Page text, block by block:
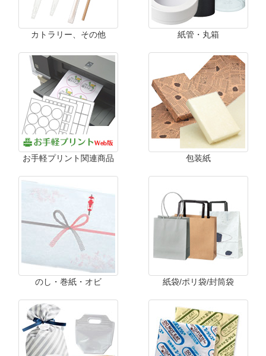
カトラリー、その他 紙管・丸箱
お手軽プリント関連商品 包装紙
のし・巻紙・オビ 紙袋/ポリ袋/封筒袋